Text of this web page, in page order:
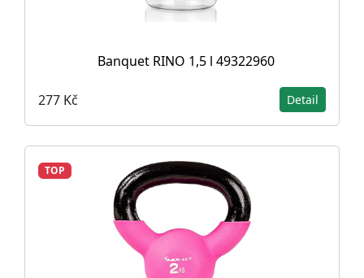
Banquet RINO 1,5 l 49322960
277 Kč Detail
TOP